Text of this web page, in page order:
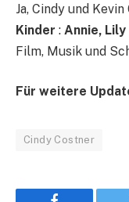
Ja, Cindy und
Kinder : Annie,
Film, Musik und
Für weitere
Cindy Costner